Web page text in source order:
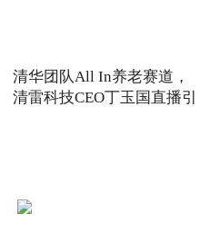
清华团队All In养老赛道，
清雷科技CEO丁玉国直播引